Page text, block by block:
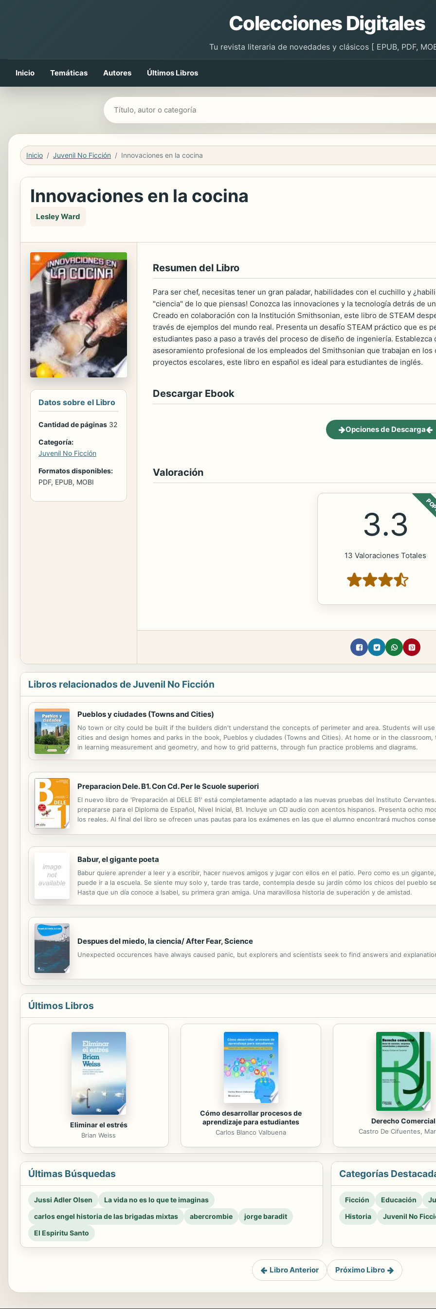
Colecciones Digitales
Tu revista literaria de novedades y clásicos [ EPUB, PDF,
Inicio Temáticas Autores Últimos Libros
Buscar libros
Inicio Juvenil No Ficción Innovaciones en la cocina
Innovaciones en la cocina
Lesley Ward
Datos sobre el Libro
Cantidad de páginas 32
Categoría:
Juvenil No Ficción
Formatos disponibles:
PDF, EPUB, MOBI
Resumen del Libro
Para ser chef, necesitas tener un gran paladar, habilidades con el cuchillo y
"ciencia" de lo que piensas! Conozca las innovaciones y la tecnología detrás de
Creado en colaboración con la Institución Smithsonian, este libro de STEAM
través de ejemplos del mundo real. Presenta un desafío STEAM práctico que es
estudiantes paso a paso a través del proceso de diseño de ingeniería.
asesoramiento profesional de los empleados del Smithsonian que trabajan en
proyectos escolares, este libro en español es ideal para estudiantes de inglés.
Descargar Ebook
Opciones de Descarga
Valoración
3.3
13 Valoraciones Totales
Libros relacionados de Juvenil No Ficción
Pueblos y ciudades (Towns and Cities)
No town or city could be built if the builders didn't understand the concepts of perimeter and area. Students will
cities and design homes and parks in the book, Pueblos y ciudades (Towns and Cities). At home or in the
in learning measurement and geometry, and how to grid patterns, through fun practice problems and diagrams.
Preparacion Dele. B1. Con Cd. Per le Scuole superiori
El nuevo libro de 'Preparación al DELE B1' está completamente adaptado a las nuevas pruebas del Instituto
prepararse para el Diploma de Español, Nivel Inicial, B1. Incluye un CD audio con acentos hispanos. Presenta ocho
los reales. Al final del libro se ofrecen unas pautas para los exámenes en las que el alumno encontrará muchos
Babur, el gigante poeta
Babur quiere aprender a leer y a escribir, hacer nuevos amigos y jugar con ellos en el patio. Pero como es un
puede ir a la escuela. Se siente muy solo y, tarde tras tarde, contempla desde su jardín cómo los chicos del pueblo
Hasta que un día conoce a Isabel, su primera gran amiga. Una maravillosa historia de superación y de amistad.
Despues del miedo, la ciencia/ After Fear, Science
Unexpected occurences have always caused panic, but explorers and scientists seek to find answers and
Últimos Libros
Eliminar el estrés
Brian Weiss
Cómo desarrollar procesos de
aprendizaje para estudiantes
Carlos Blanco Valbuena
Derecho Comercial
Castro De Cifuentes,
Últimas Búsquedas
Jussi Adler Olsen
La vida no es lo que te imaginas
carlos engel historia de las brigadas mixtas
abercrombie
jorge baradit
El Espiritu Santo
Categorías
Ficción Educación
Historia
Juvenil No
Libro Anterior Próximo Libro